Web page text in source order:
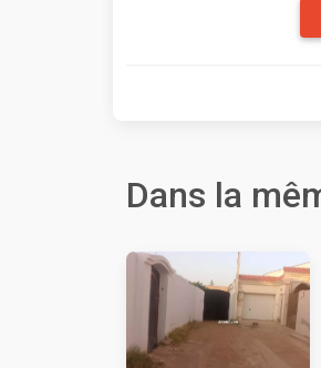
Dans la